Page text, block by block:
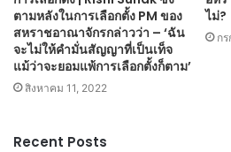
ตามหลังในการเลือกตั้ง PM ของ
สหราชอาณาจักรกล่าวว่า – ‘ฉัน
จะไม่ให้คำมั่นสัญญาที่เป็นเท็จ
แม้ว่าจะยอมแพ้การเลือกตั้งก็ตาม’
สิงหาคม 11, 2022
ไม่?
ก
Recent Posts